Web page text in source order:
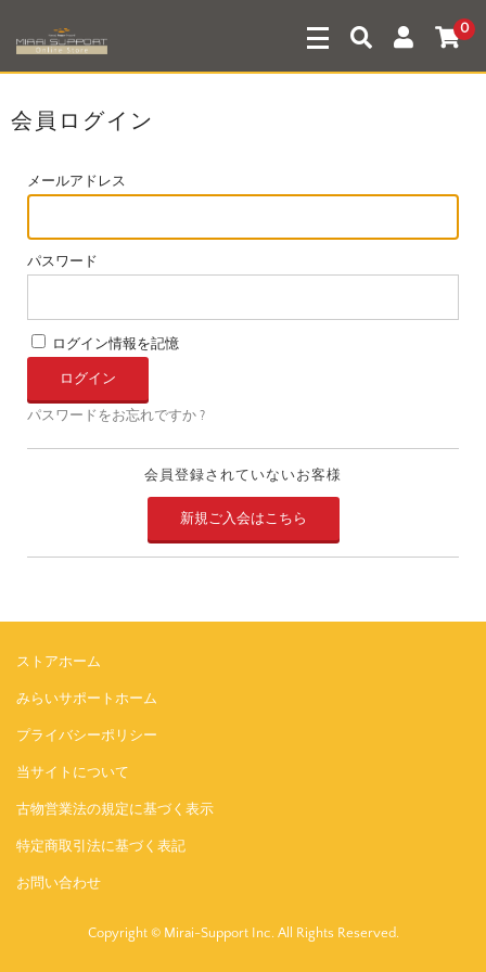
0
会員ログイン
メールアドレス
パスワード
ログイン情報を記憶
パスワードをお忘れですか ?
会員登録されていないお客様
新規ご入会はこちら
ストアホーム
みらいサポートホーム
プライバシーポリシー
当サイトについて
古物営業法の規定に基づく表示
特定商取引法に基づく表記
お問い合わせ
Copyright © Mirai-Support Inc. All Rights Reserved.